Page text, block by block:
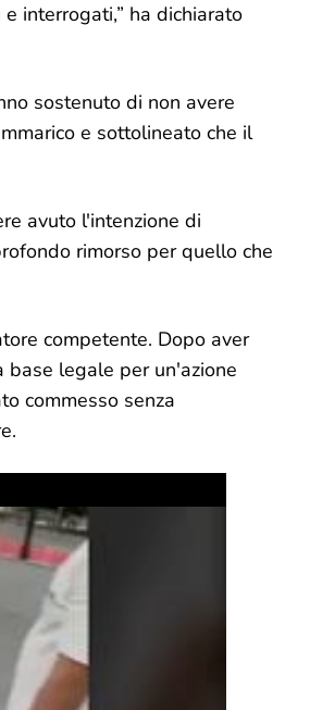
interrogati,” ha dichiarato
sostenuto di non avere
e sottolineato che il
avuto l'intenzione di
rimorso per quello che
competente. Dopo aver
base legale per un'azione
commesso senza